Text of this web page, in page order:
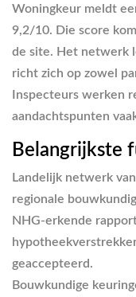
Woningkeur meldt
9,2/10. Die score
de site. Het netwerk
richt zich op zowel
Inspecteurs werken
aandachtspunten
Belangrijkste
Landelijk netwerk
regionale
NHG-erkende
geaccepteerd.
Bouwkundige